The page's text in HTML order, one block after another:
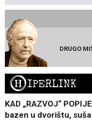
DRUGO
HIPERLINK
KAD „RAZVOJ“
bazen u dvorištu,